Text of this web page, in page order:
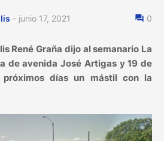
- junio 17, 2021 0
René Graña dijo al semanario La
de avenida José Artigas y 19 de
días un mástil con la